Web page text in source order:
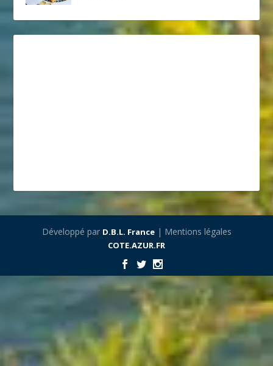
Développé par D.B.L. France| Mentions légales
COTE.AZUR.FR